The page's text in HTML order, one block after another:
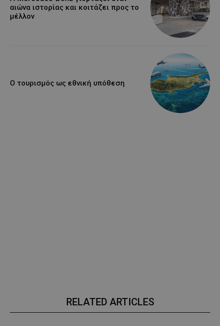
αιώνα ιστορίας και κοιτάζει προς το
μέλλον
Ο τουρισμός ως εθνική υπόθεση
RELATED ARTICLES